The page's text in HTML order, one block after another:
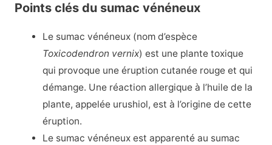
Points clés du sumac vénéneux
Le sumac vénéneux (nom d’espèce
Toxicodendron vernix) est une plante toxique
qui provoque une éruption cutanée rouge et qui
démange. Une réaction allergique à l’huile de la
plante, appelée urushiol, est à l’origine de cette
éruption.
Le sumac vénéneux est apparenté au sumac